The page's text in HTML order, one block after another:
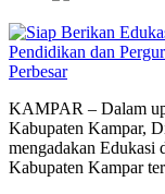
Perbesar
KAMPAR – Dalam
Kabupaten Kampar,
mengadakan Edukasi
Kabupaten Kampar